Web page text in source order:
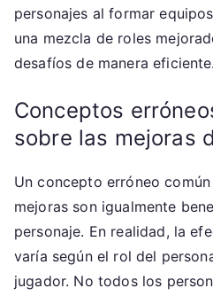
personajes al formar
una mezcla de roles
desafíos de manera eficiente.
Conceptos
sobre las mejoras
Un concepto erróneo
mejoras son igualmente
personaje. En realidad, la
varía según el rol del
jugador. No todos los